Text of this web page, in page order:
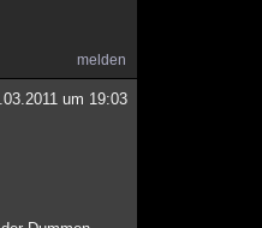
melden
um 19:03